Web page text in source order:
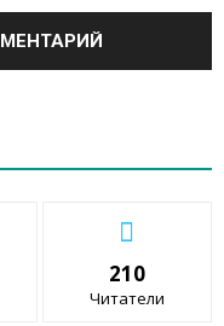
210
Читатели